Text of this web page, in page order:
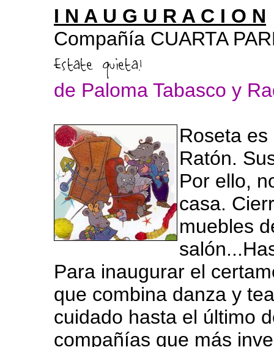
I N A U G U R A C I O N
Compañía CUARTA
de Paloma Tabasco y
Roseta
Ratón.
Por ello,
casa.
muebles
Para inaugurar el
que combina danza y
cuidado hasta el último
compañías que más